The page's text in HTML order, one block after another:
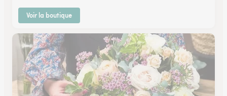
Voir la boutique